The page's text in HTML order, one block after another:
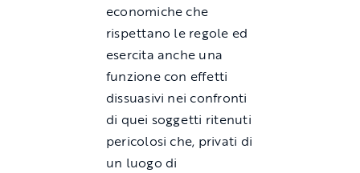
economiche che
rispettano le regole ed
esercita anche una
funzione con effetti
dissuasivi nei confronti
di quei soggetti ritenuti
pericolosi che, privati di
un luogo di